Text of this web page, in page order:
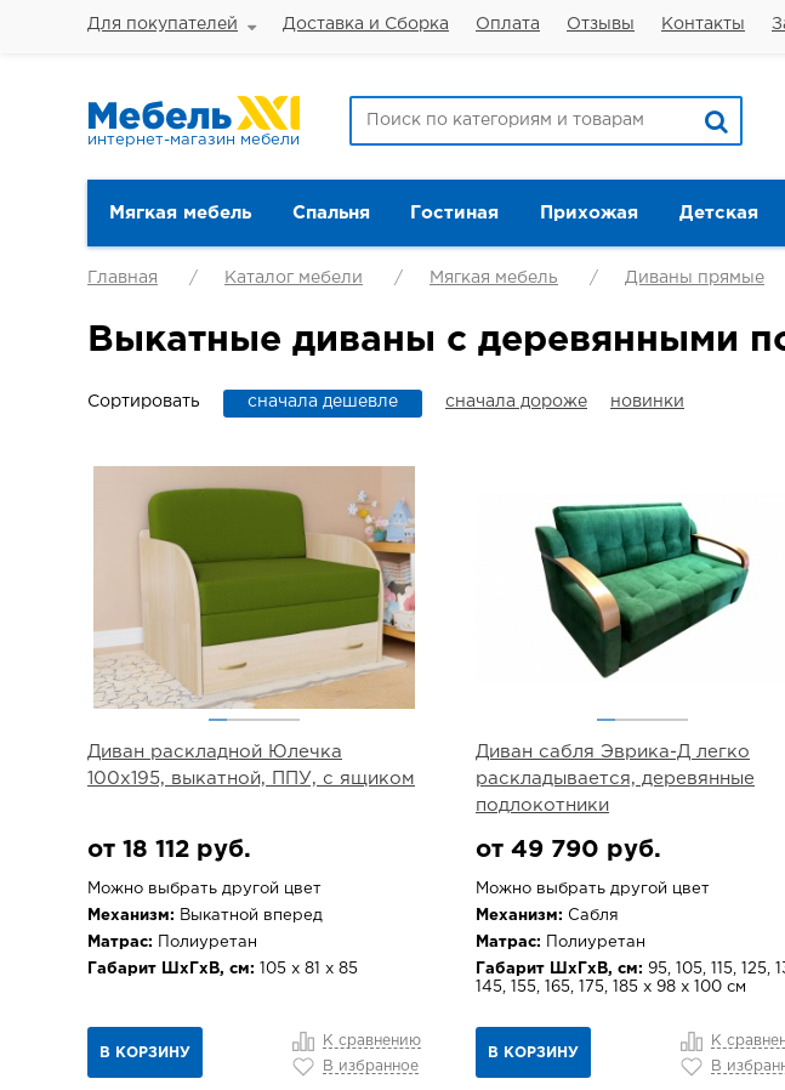
Для покупателей Доставка и Сборка Оплата Отзывы Контакты
интернет-магазин мебели
Мягкая мебель Спальня Гостиная Прихожая Детская
Главная Каталог мебели Мягкая мебель Диваны прямые
Выкатные диваны с деревянными
Сортировать сначала дешевле сначала дороже новинки
Диван раскладной Юлечка
100х195, выкатной, ППУ, с ящиком
от 18 112 руб.
Можно выбрать другой цвет
Механизм: Выкатной вперед
Матрас: Полиуретан
Габарит ШхГхВ, см: 105 х 81 х 85
В КОРЗИНУ
К сравнению
В избранное
Диван сабля Эврика-Д легко
раскладывается, деревянные
подлокотники
от 49 790 руб.
Можно выбрать другой цвет
Механизм: Сабля
Матрас: Полиуретан
Габарит ШхГхВ, см: 95, 105, 115, 125,
145, 155, 165, 175, 185 x 98 x 100 см
В КОРЗИНУ
К
В